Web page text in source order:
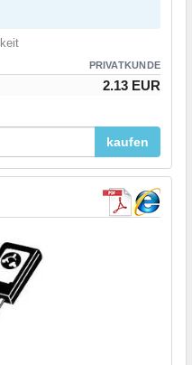
PRIVATKUNDE
2.13 EUR
kaufen